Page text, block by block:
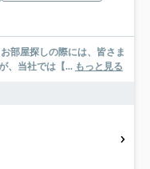
、当社では【... もっと見る